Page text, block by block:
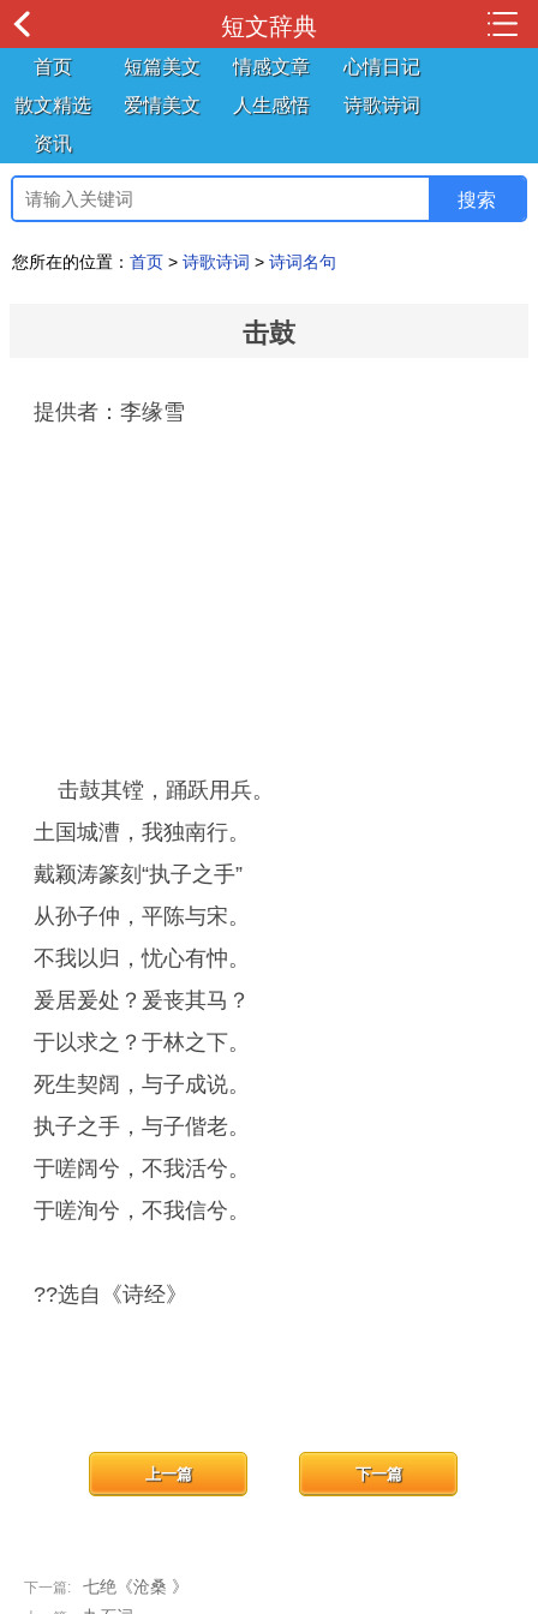
短文辞典
首页 短篇美文 情感文章
心情日记
散文精选
爱情美文 人生感悟
诗歌诗词
资讯
您所在的位置： 首页 > 诗歌诗词 > 诗词名句
击鼓
提供者：李缘雪
击鼓其镗，踊跃用兵。
土国城漕，我独南行。
戴颖涛篆刻“执子之手”
从孙子仲，平陈与宋。
不我以归，忧心有忡。
爰居爰处？爰丧其马？
于以求之？于林之下。
死生契阔，与子成说。
执子之手，与子偕老。
于嗟阔兮，不我活兮。
于嗟洵兮，不我信兮。
??选自《诗经》
下一篇: 七绝《沧桑 》
下一篇
上一篇